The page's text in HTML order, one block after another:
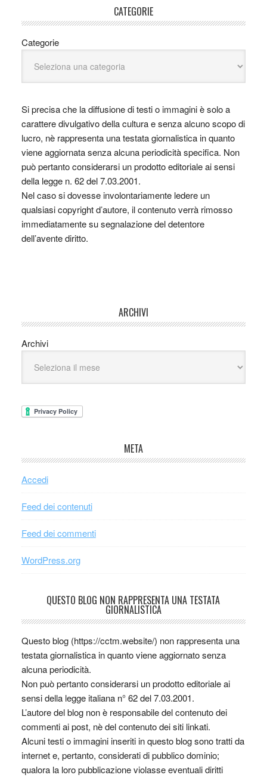
CATEGORIE
Categorie
Si precisa che la diffusione di testi o immagini è solo a
carattere divulgativo della cultura e senza alcuno scopo di
lucro, nè rappresenta una testata giornalistica in quanto
viene aggiornata senza alcuna periodicità specifica. Non
può pertanto considerarsi un prodotto editoriale ai sensi
della legge n. 62 del 7.03.2001.
Nel caso si dovesse involontariamente ledere un
qualsiasi copyright d’autore, il contenuto verrà rimosso
immediatamente su segnalazione del detentore
dell’avente diritto.
ARCHIVI
Archivi
META
Accedi
Feed dei contenuti
Feed dei commenti
WordPress.org
QUESTO BLOG NON RAPPRESENTA UNA TESTATA
GIORNALISTICA
Questo blog (https://cctm.website/) non rappresenta una
testata giornalistica in quanto viene aggiornato senza
alcuna periodicità.
Non può pertanto considerarsi un prodotto editoriale ai
sensi della legge italiana n° 62 del 7.03.2001.
L’autore del blog non è responsabile del contenuto dei
commenti ai post, nè del contenuto dei siti linkati.
Alcuni testi o immagini inseriti in questo blog sono tratti da
internet e, pertanto, considerati di pubblico dominio;
qualora la loro pubblicazione violasse eventuali diritti